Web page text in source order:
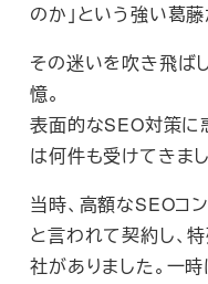
のか」という強い葛
その迷いを吹き飛ば
憶。
表面的なSEO対策に
は何件も受けてきまし
当時、高額なSEOコ
と言われて契約し、
社がありました。一